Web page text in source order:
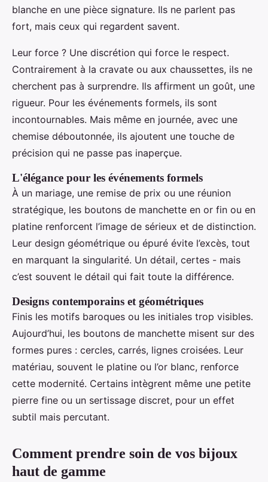
blanche en une pièce signature. Ils ne parlent pas
fort, mais ceux qui regardent savent.
Leur force ? Une discrétion qui force le respect.
Contrairement à la cravate ou aux chaussettes, ils ne
cherchent pas à surprendre. Ils affirment un goût, une
rigueur. Pour les événements formels, ils sont
incontournables. Mais même en journée, avec une
chemise déboutonnée, ils ajoutent une touche de
précision qui ne passe pas inaperçue.
L'élégance pour les événements formels
À un mariage, une remise de prix ou une réunion
stratégique, les boutons de manchette en or fin ou en
platine renforcent l’image de sérieux et de distinction.
Leur design géométrique ou épuré évite l’excès, tout
en marquant la singularité. Un détail, certes - mais
c’est souvent le détail qui fait toute la différence.
Designs contemporains et géométriques
Finis les motifs baroques ou les initiales trop visibles.
Aujourd’hui, les boutons de manchette misent sur des
formes pures : cercles, carrés, lignes croisées. Leur
matériau, souvent le platine ou l’or blanc, renforce
cette modernité. Certains intègrent même une petite
pierre fine ou un sertissage discret, pour un effet
subtil mais percutant.
Comment prendre soin de vos bijoux
haut de gamme